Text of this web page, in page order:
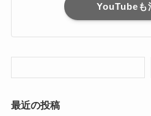
YouTubeも
最近の投稿